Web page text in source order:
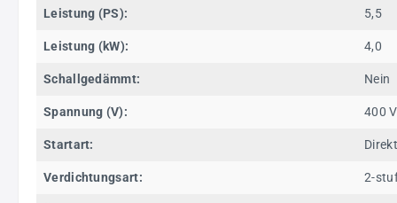
Leistung (PS): 5,5
Leistung (kW): 4,0
Schallgedämmt: Nein
Spannung (V): 400 V
Startart:
Verdichtungsart: 2-